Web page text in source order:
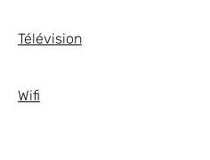
Télévision
Wifi